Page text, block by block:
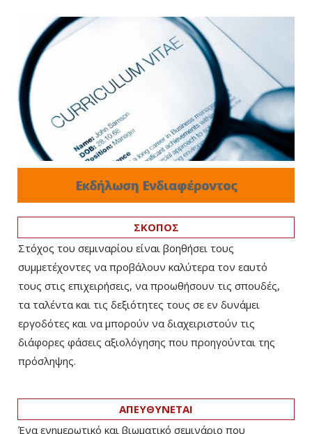
Εκδήλωση Ενδιαφέροντος
ΣΚΟΠΟΣ
Στόχος του σεμιναρίου είναι βοηθήσει τους
συμμετέχοντες να προβάλουν καλύτερα τον εαυτό
τους στις επιχειρήσεις, να προωθήσουν τις σπουδές,
τα ταλέντα και τις δεξιότητες τους σε εν δυνάμει
εργοδότες και να μπορούν να διαχειριστούν τις
διάφορες φάσεις αξιολόγησης που προηγούνται της
πρόσληψης.
ΑΠΕΥΘΥΝΕΤΑΙ
Ένα ενημερωτικό και βιωματικό σεμινάριο που